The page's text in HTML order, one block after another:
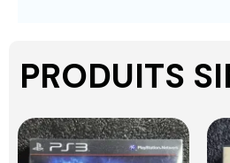
PRODUITS